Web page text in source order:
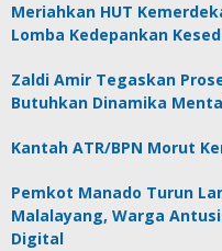
Meriahkan HUT
Lomba Kedepankan
Zaldi Amir Tegaskan
Butuhkan Dinamika
Kantah ATR/BPN Morut
Pemkot Manado Turun
Malalayang, Warga
Digital